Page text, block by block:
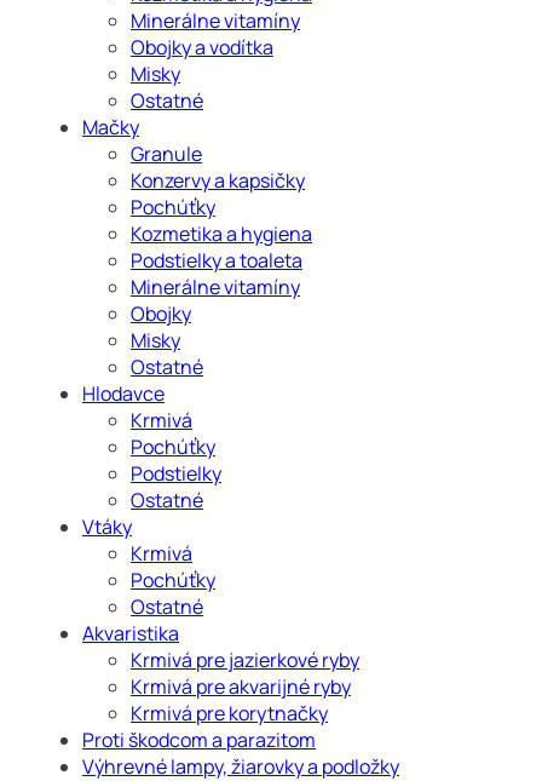
Minerálne vitamíny
Obojky a vodítka
Misky
Ostatné
Mačky
Granule
Konzervy a kapsičky
Pochúťky
Kozmetika a hygiena
Podstielky a toaleta
Minerálne vitamíny
Obojky
Misky
Ostatné
Hlodavce
Krmivá
Pochúťky
Podstielky
Ostatné
Vtáky
Krmivá
Pochúťky
Ostatné
Akvaristika
Krmivá pre jazierkové ryby
Krmivá pre akvarijné ryby
Krmivá pre korytnačky
Proti škodcom a parazitom
Výhrevné lampy, žiarovky a podložky